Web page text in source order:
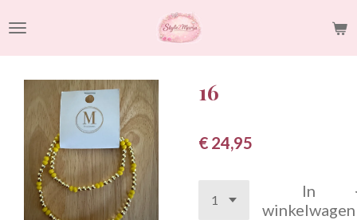
direct
naar
hoofdinhoud
16
€ 24,95
In
winkelwagen